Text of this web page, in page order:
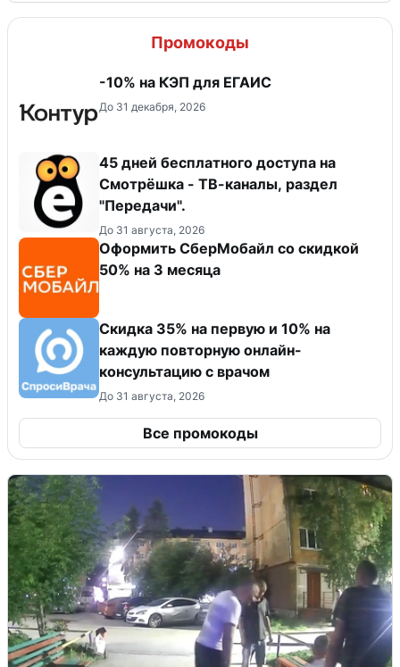
Промокоды
-10% на КЭП для ЕГАИС
До 31 декабря, 2026
45 дней бесплатного доступа на
Смотрёшка - ТВ-каналы, раздел
"Передачи".
До 31 августа, 2026
Оформить СберМобайл со скидкой
50% на 3 месяца
Скидка 35% на первую и 10% на
каждую повторную онлайн-
консультацию с врачом
До 31 августа, 2026
Все промокоды